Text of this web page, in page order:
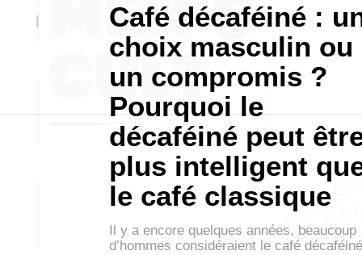
Café décaféiné :
choix masculin ou
un compromis ?
Pourquoi le
décaféiné peut
plus intelligent
le café classique
Il y a encore quelques années, beaucoup
d’hommes considéraient le café décaféiné